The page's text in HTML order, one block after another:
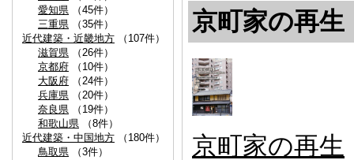
愛知県 （45件）
三重県 （35件）
近代建築・近畿地方 （107件）
滋賀県 （26件）
京都府 （10件）
大阪府 （24件）
兵庫県 （20件）
奈良県 （19件）
和歌山県 （8件）
近代建築・中国地方 （180件）
鳥取県 （3件）
京町家の再生
京町家の再生